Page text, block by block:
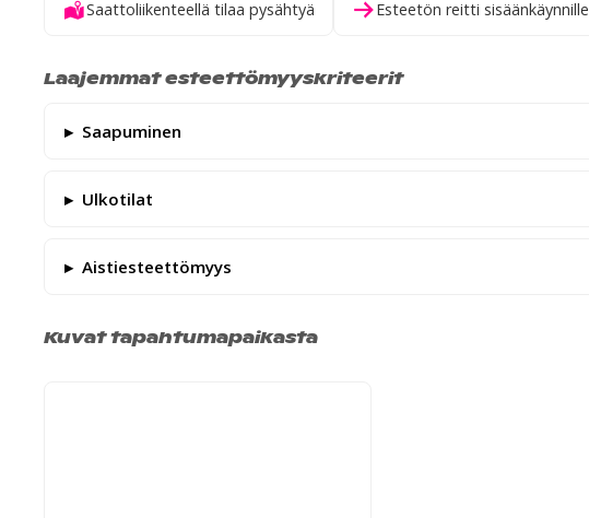
Saattoliikenteellä tilaa pysähtyä Esteetön reitti sisäänkäynnille
Laajemmat esteettömyyskriteerit
Saapuminen
Ulkotilat
Aistiesteettömyys
Kuvat tapahtumapaikasta